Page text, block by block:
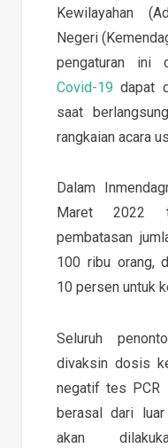
Kewilayahan
Negeri
pengaturan ini
Covid-19 dapat
saat
rangkaian acara
Dalam
Maret 2022
pembatasan
100 ribu orang,
10 persen untuk
Seluruh
divaksin dosis
negatif tes PCR
berasal dari
akan